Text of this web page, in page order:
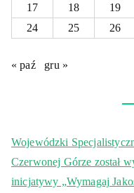
17
18 19
24
25 26
« paź gru »
Wojewódzki
Czerwonej Górze został
inicjatywy „Wymagaj